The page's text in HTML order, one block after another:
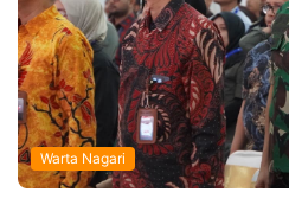
Warta Nagari